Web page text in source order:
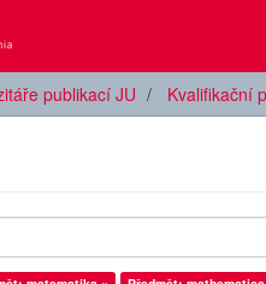
publikací JU Kvalifikační